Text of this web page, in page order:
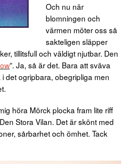
Och nu när
blomningen och
värmen möter oss så
sakteligen släpper
tillitsfull och väldigt njutbar. Den
”. Ja, så är det. Bara att sväva
det ogripbara, obegripliga men
höra Mörck plocka fram lite riff
Stora Vilan. Det är skönt med
sårbarhet och ömhet. Tack